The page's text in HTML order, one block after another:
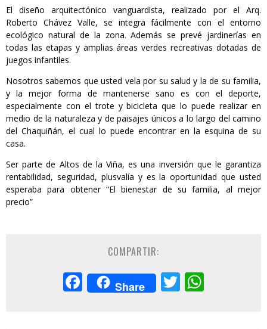
El diseño arquitectónico vanguardista, realizado por el Arq.
Roberto Chávez Valle, se integra fácilmente con el entorno
ecológico natural de la zona. Además se prevé jardinerías en
todas las etapas y amplias áreas verdes recreativas dotadas de
juegos infantiles.
Nosotros sabemos que usted vela por su salud y la de su familia,
y la mejor forma de mantenerse sano es con el deporte,
especialmente con el trote y bicicleta que lo puede realizar en
medio de la naturaleza y de paisajes únicos a lo largo del camino
del Chaquiñán, el cual lo puede encontrar en la esquina de su
casa.
Ser parte de Altos de la Viña, es una inversión que le garantiza
rentabilidad, seguridad, plusvalía y es la oportunidad que usted
esperaba para obtener “El bienestar de su familia, al mejor
precio”
COMPARTIR:
Facebook
Share Twitter